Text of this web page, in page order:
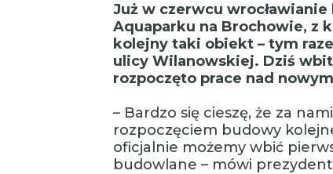
Już w czerwcu
Aquaparku na Brochowie, z
kolejny taki obiekt – tym
ulicy Wilanowskiej. Dziś
rozpoczęto prace nad
– Bardzo się cieszę, że za
rozpoczęciem budowy
oficjalnie możemy wbić
budowlane – mówi